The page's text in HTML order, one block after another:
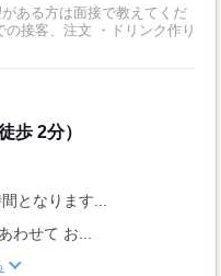
ある方は面接で教えてくだ
歩 2分）
となります...
わせて お...